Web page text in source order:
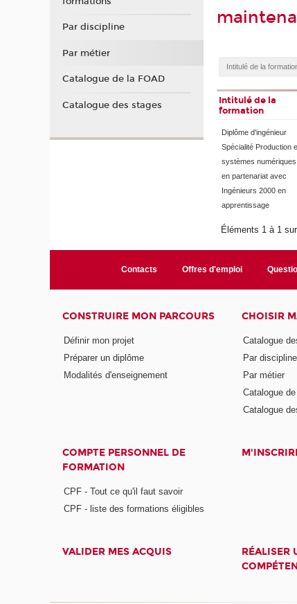
Intitulé de la
formation
Diplôme d'ingénieur
Spécialité Production
systèmes numériques,
en partenariat avec
Ingénieurs 2000 en
apprentissage
Éléments 1 à 1 sur
Par discipline
Par métier
Catalogue de la FOAD
Catalogue des stages
Contacts Offres d'emploi
CONSTRUIRE MON PARCOURS
Définir mon projet
Préparer un diplôme
Modalités d'enseignement
CHOISIR
Catalogue
Par discipline
Par métier
Catalogue
Catalogue
COMPTE PERSONNEL DE
FORMATION
CPF - Tout ce qu'il faut savoir
CPF - liste des formations éligibles
VALIDER MES ACQUIS
RÉALISER